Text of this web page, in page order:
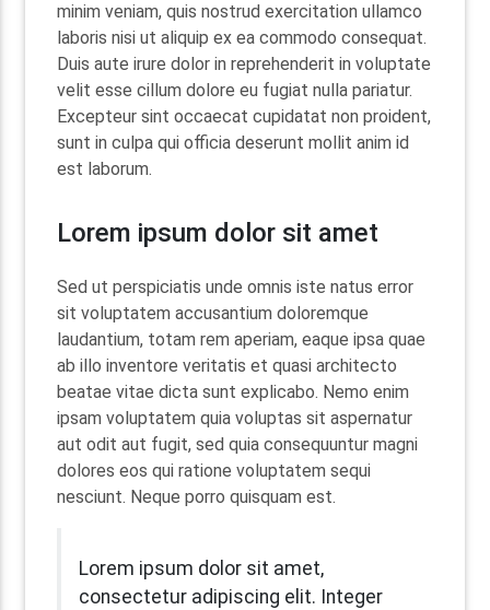
minim veniam, quis nostrud exercitation ullamco
laboris nisi ut aliquip ex ea commodo consequat.
Duis aute irure dolor in reprehenderit in voluptate
velit esse cillum dolore eu fugiat nulla pariatur.
Excepteur sint occaecat cupidatat non proident,
sunt in culpa qui officia deserunt mollit anim id
est laborum.
Lorem ipsum dolor sit amet
Sed ut perspiciatis unde omnis iste natus error
sit voluptatem accusantium doloremque
laudantium, totam rem aperiam, eaque ipsa quae
ab illo inventore veritatis et quasi architecto
beatae vitae dicta sunt explicabo. Nemo enim
ipsam voluptatem quia voluptas sit aspernatur
aut odit aut fugit, sed quia consequuntur magni
dolores eos qui ratione voluptatem sequi
nesciunt. Neque porro quisquam est.
Lorem ipsum dolor sit amet,
consectetur adipiscing elit. Integer